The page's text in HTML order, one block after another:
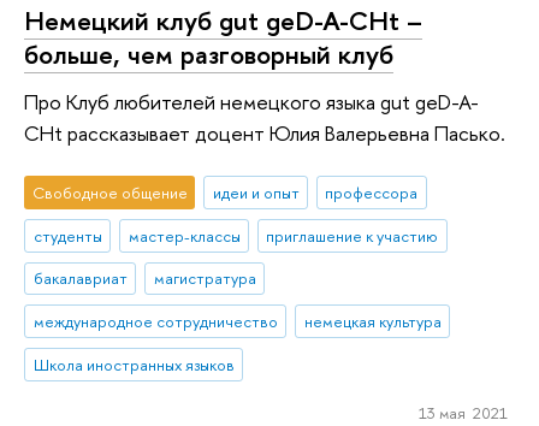
Немецкий клуб gut geD-A-CHt –
больше, чем разговорный клуб
Про Клуб любителей немецкого языка gut geD-A-
CHt рассказывает доцент Юлия Валерьевна Пасько.
Свободное общение идеи и опыт
профессора
студенты
мастер-классы
приглашение к участию
бакалавриат
магистратура
международное сотрудничество
немецкая культура
Школа иностранных языков
13 мая 2021